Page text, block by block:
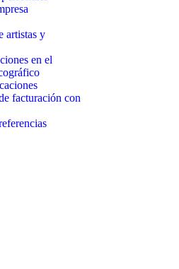
artistas y
en el
facturación con